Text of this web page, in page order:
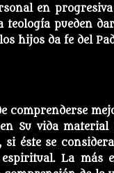
en
pueden
hijos da fe del
comprenderse
Su vida
si éste se
La más